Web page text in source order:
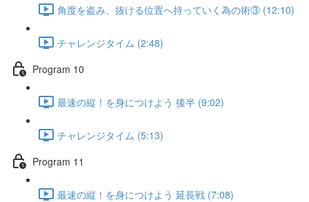
角度を盗み、抜ける位置へ持っていく為の術③ (12:10)
チャレンジタイム (2:48)
Program 10
最速の縦！を身につけよう 後半 (9:02)
チャレンジタイム (5:13)
Program 11
最速の縦！を身につけよう 延長戦 (7:08)